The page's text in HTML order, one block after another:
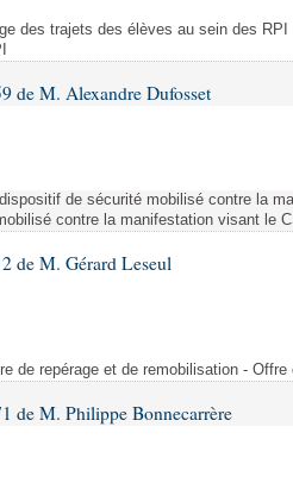
des trajets des élèves au sein des
de M. Alexandre Dufosset
de sécurité mobilisé contre la
contre la manifestation visant le
de M. Gérard Leseul
de repérage et de remobilisation -
de M. Philippe Bonnecarrère